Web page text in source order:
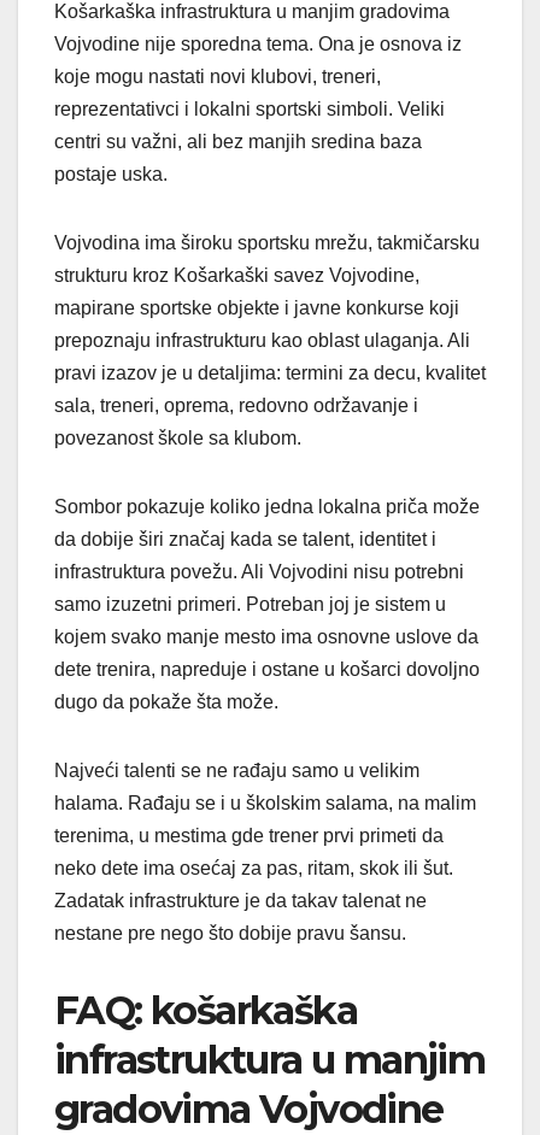
Košarkaška infrastruktura u manjim gradovima
Vojvodine nije sporedna tema. Ona je osnova iz
koje mogu nastati novi klubovi, treneri,
reprezentativci i lokalni sportski simboli. Veliki
centri su važni, ali bez manjih sredina baza
postaje uska.
Vojvodina ima široku sportsku mrežu, takmičarsku
strukturu kroz Košarkaški savez Vojvodine,
mapirane sportske objekte i javne konkurse koji
prepoznaju infrastrukturu kao oblast ulaganja. Ali
pravi izazov je u detaljima: termini za decu, kvalitet
sala, treneri, oprema, redovno održavanje i
povezanost škole sa klubom.
Sombor pokazuje koliko jedna lokalna priča može
da dobije širi značaj kada se talent, identitet i
infrastruktura povežu. Ali Vojvodini nisu potrebni
samo izuzetni primeri. Potreban joj je sistem u
kojem svako manje mesto ima osnovne uslove da
dete trenira, napreduje i ostane u košarci dovoljno
dugo da pokaže šta može.
Najveći talenti se ne rađaju samo u velikim
halama. Rađaju se i u školskim salama, na malim
terenima, u mestima gde trener prvi primeti da
neko dete ima osećaj za pas, ritam, skok ili šut.
Zadatak infrastrukture je da takav talenat ne
nestane pre nego što dobije pravu šansu.
FAQ: košarkaška
infrastruktura u manjim
gradovima Vojvodine